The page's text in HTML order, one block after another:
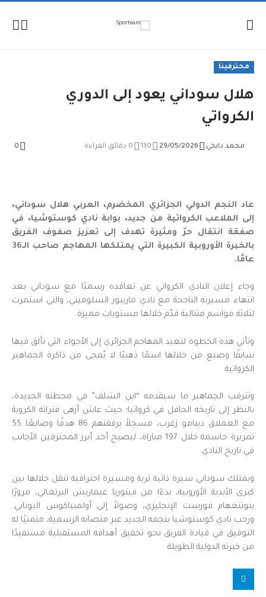
محترفينا
هلال سوداني يعود إلى الدوري
الكرواتي
محمد دايخي 29/05/2026
130 0 دقائق القراءة 0
عاد النجم الدولي الجزائري المخضرم، العربي هلال سوداني،
إلى الملاعب الكرواتية من جديد، بوابة نادي كوستوشيا، في
صفقة انتقال حرّ ومثيرة تهدف إلى تعزيز صفوف الفريق
بالخبرة الأوروبية الكبيرة التي يمتلكها المهاجم صاحب الـ36
عامًا.
وجاء إعلان النادي الكرواتي عن تعاقده رسميًا مع سوداني بعد
انتهاء مسيرته الناجحة مع نادي ماريبور السلوفيني، والتي استمرت
لثلاثة مواسم متتالية قدّم خلالها مستويات مميزة.
وتأتي هذه الخطوة لتعيد المهاجم الجزائري إلى الأجواء التي تألق فيها
سابقًا وصنع من خلالها اسمًا ذهبيًا لا يُمحى من ذاكرة الجماهير
الكرواتية.
وتترقب الجماهير ما سيقدمه “ابن الشلف” في محطته الجديدة،
بالنظر إلى تاريخه الحافل في كرواتيا؛ حيث عاش أزهى فتراته الكروية
مع العملاق دينامو زغرب، مسجلاً برفقتهم 86 هدفًا وصانعًا 55
تمريرة حاسمة خلال 197 مباراة، ليصبح أحد أبرز المحترفين الأجانب
في تاريخ النادي.
ويمتلك سوداني سيرة ذاتية ثرية ومسيرة احترافية تنقل خلالها بين
كبرى الأندية الأوروبية، بدءًا من فيتوريا غيماريش البرتغالي، مرورًا
بنوتنغهام فورست الإنجليزي، وصولاً إلى أولمبياكوس اليوناني.
ورحب نادي كوستوشيا بنجمه الجديد عبر منصاته الرسمية، متمنيًا له
التوفيق في قيادة الفريق نحو تحقيق أهدافه المستقبلية مستفيدًا
من خبرته الدولية الطويلة.